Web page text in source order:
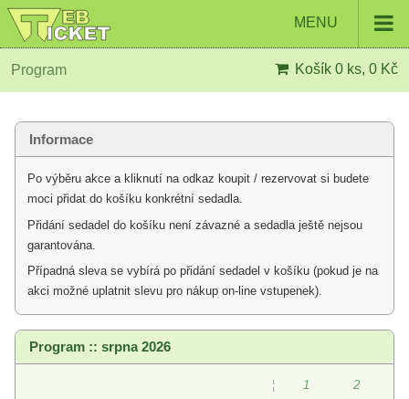
MENU
Program Košík 0 ks, 0 Kč
Informace
Po výběru akce a kliknutí na odkaz koupit / rezervovat si budete
moci přidat do košíku konkrétní sedadla.
Přidání sedadel do košíku není závazné a sedadla ještě nejsou
garantována.
Případná sleva se vybírá po přidání sedadel v košíku (pokud je na
akci možné uplatnit slevu pro nákup on-line vstupenek).
Program :: srpna 2026
¦ 1
2